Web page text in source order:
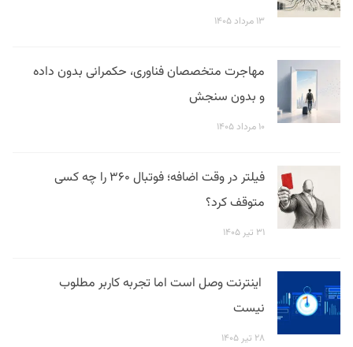
۱۳ مرداد ۱۴۰۵
مهاجرت متخصصان فناوری، حکمرانی بدون داده
و بدون سنجش
۱۰ مرداد ۱۴۰۵
فیلتر در وقت اضافه؛ فوتبال ۳۶۰ را چه کسی
متوقف کرد؟
۳۱ تیر ۱۴۰۵
اینترنت وصل است اما تجربه کاربر مطلوب
نیست
۲۸ تیر ۱۴۰۵